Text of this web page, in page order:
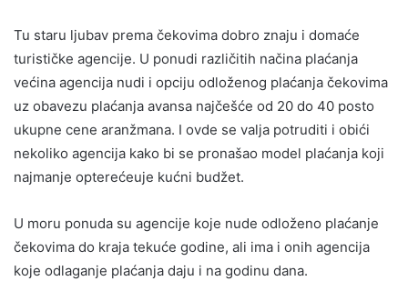
Tu staru ljubav prema čekovima dobro znaju i domaće
turističke agencije. U ponudi različitih načina plaćanja
većina agencija nudi i opciju odloženog plaćanja čekovima
uz obavezu plaćanja avansa najčešće od 20 do 40 posto
ukupne cene aranžmana. I ovde se valja potruditi i obići
nekoliko agencija kako bi se pronašao model plaćanja koji
najmanje opterećeuje kućni budžet.
U moru ponuda su agencije koje nude odloženo plaćanje
čekovima do kraja tekuće godine, ali ima i onih agencija
koje odlaganje plaćanja daju i na godinu dana.